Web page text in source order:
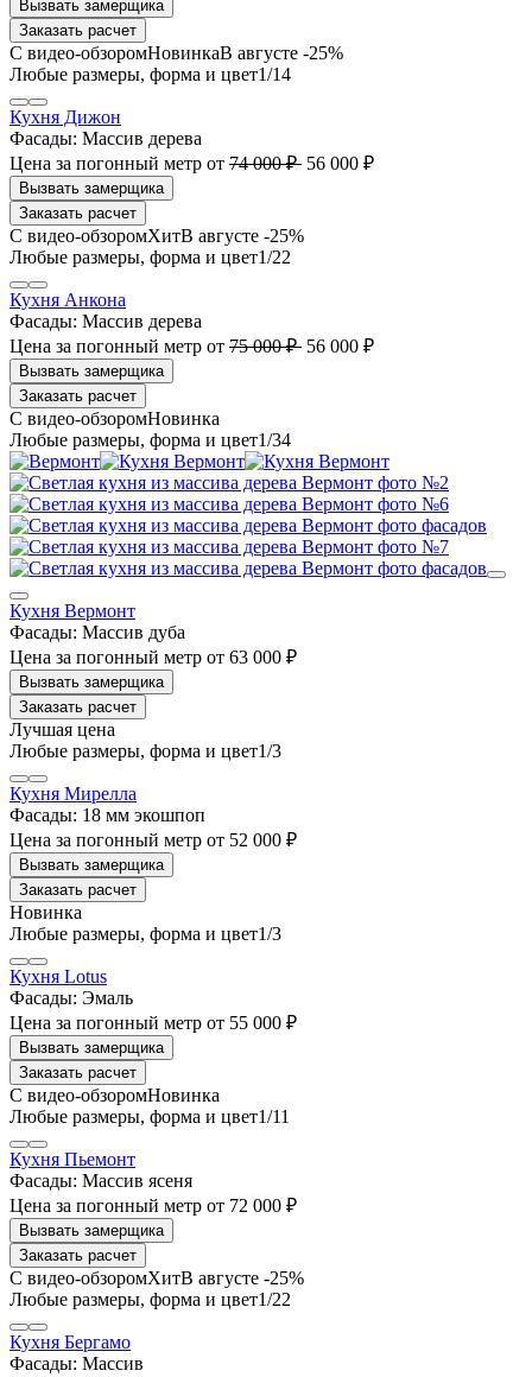
Заказать расчет
В августе -25%
1/14
Кухня Дижон
Фасады: Массив дерева
Цена за погонный метр от 74 000 ₽ 56 000 ₽
Заказать расчет
В августе -25%
1/22
Кухня Анкона
Фасады: Массив дерева
Цена за погонный метр от 75 000 ₽ 56 000 ₽
Заказать расчет
1/34
Кухня Вермонт
Фасады: Массив дуба
Цена за погонный метр от 63 000 ₽
Заказать расчет
Лучшая цена
1/3
Кухня Мирелла
Фасады: 18 мм экошпоп
Цена за погонный метр от 52 000 ₽
Заказать расчет
1/3
Кухня Lotus
Фасады: Эмаль
Цена за погонный метр от 55 000 ₽
Заказать расчет
1/11
Кухня Пьемонт
Фасады: Массив ясеня
Цена за погонный метр от 72 000 ₽
Заказать расчет
В августе -25%
1/22
Кухня Бергамо
Фасады: Массив